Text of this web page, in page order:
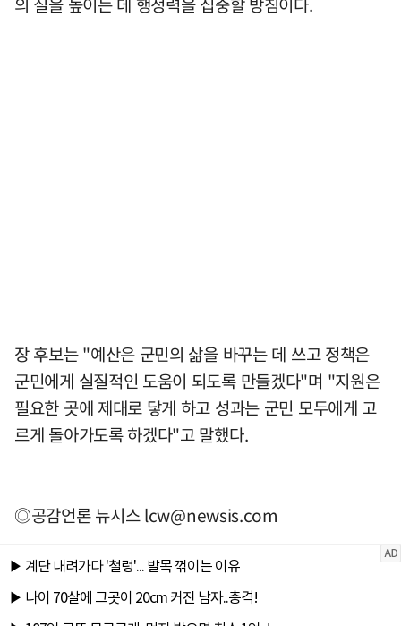
장 후보는 "예산은 군민의 삶을 바꾸는 데 쓰고 정책은
군민에게 실질적인 도움이 되도록 만들겠다"며 "지원은
필요한 곳에 제대로 닿게 하고 성과는 군민 모두에게 고
르게 돌아가도록 하겠다"고 말했다.
◎공감언론 뉴시스lcw@newsis.com